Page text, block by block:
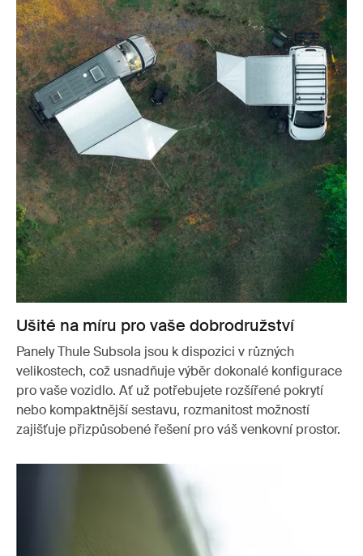
Ušité na míru pro vaše dobrodružství
Panely Thule Subsola jsou k dispozici v různých
velikostech, což usnadňuje výběr dokonalé konfigurace
pro vaše vozidlo. Ať už potřebujete rozšířené pokrytí
nebo kompaktnější sestavu, rozmanitost možností
zajišťuje přizpůsobené řešení pro váš venkovní prostor.